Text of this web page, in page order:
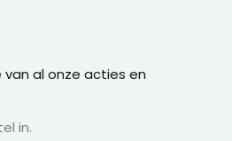
al onze acties en
in.